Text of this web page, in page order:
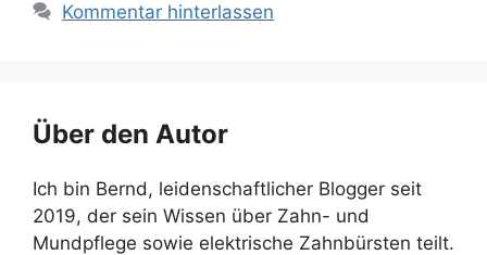
Kommentar hinterlassen
Über den Autor
Ich bin Bernd, leidenschaftlicher Blogger seit
2019, der sein Wissen über Zahn- und
Mundpflege sowie elektrische Zahnbürsten teilt.